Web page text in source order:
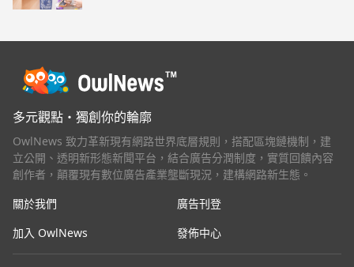
多元觀點・獨創你的輪廓
OwlNews 致力革新現有網路世界底層規則，搭配區塊鏈機制，建
立公開、透明新形態新聞平台，結合廣告分潤制度，實質回饋內容
創作者，顛覆現有數位廣告產業壟斷現況，建構網路新生態。
關於我們
廣告刊登
加入 OwlNews
發佈中心